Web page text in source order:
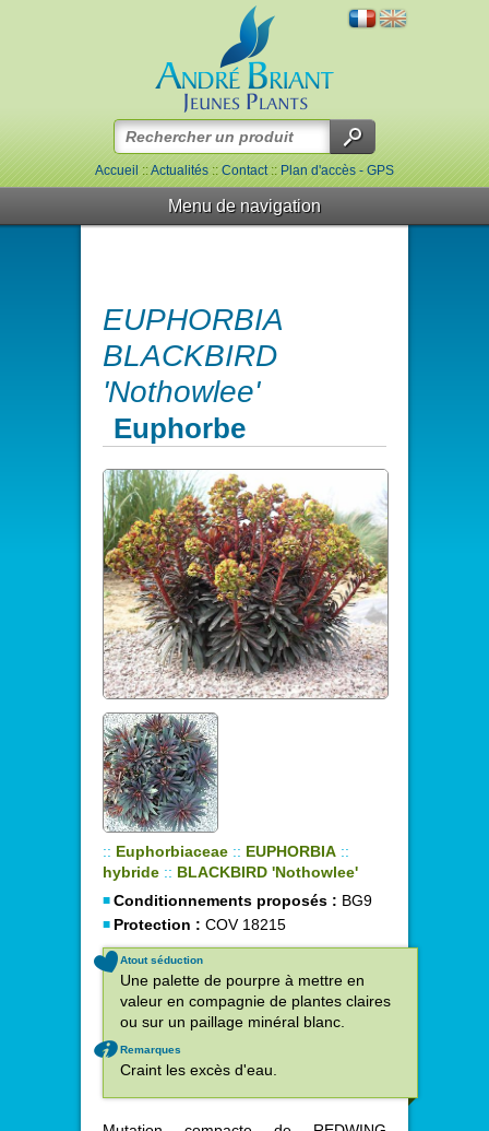
Accueil::Actualités::Contact::Plan d'accès - GPS
Menu de navigation
EUPHORBIA
BLACKBIRD
'Nothowlee'
Euphorbe
:: Euphorbiaceae :: EUPHORBIA ::
hybride :: BLACKBIRD 'Nothowlee'
Conditionnements proposés : BG9
Protection : COV 18215
Atout séduction
Une palette de pourpre à mettre en
valeur en compagnie de plantes claires
ou sur un paillage minéral blanc.
Remarques
Craint les excès d'eau.